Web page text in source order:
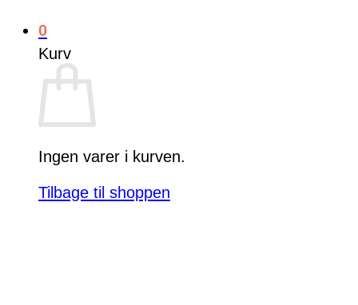
0
Kurv
Ingen varer i kurven.
Tilbage til shoppen